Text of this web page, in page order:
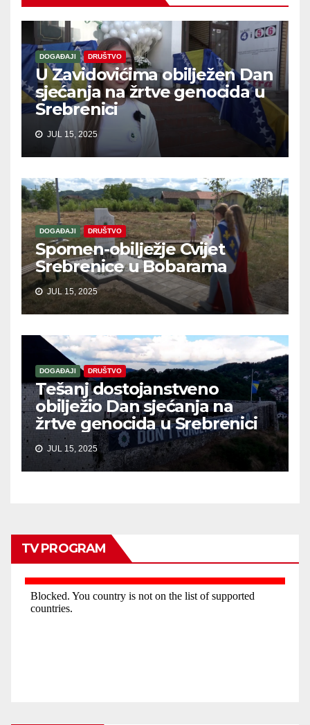
DOGAĐAJI DRUŠTVO
U Zavidovićima obilježen Dan
sjećanja na žrtve genocida u
Srebrenici
JUL 15, 2025
DOGAĐAJI DRUŠTVO
Spomen-obilježje Cvijet
Srebrenice u Bobarama
JUL 15, 2025
DOGAĐAJI DRUŠTVO
Tešanj dostojanstveno
obilježio Dan sjećanja na
žrtve genocida u Srebrenici
JUL 15, 2025
TV PROGRAM